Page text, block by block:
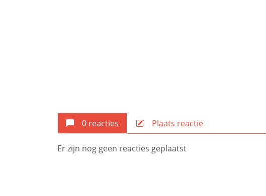
0 reacties Plaats reactie
Er zijn nog geen reacties geplaatst